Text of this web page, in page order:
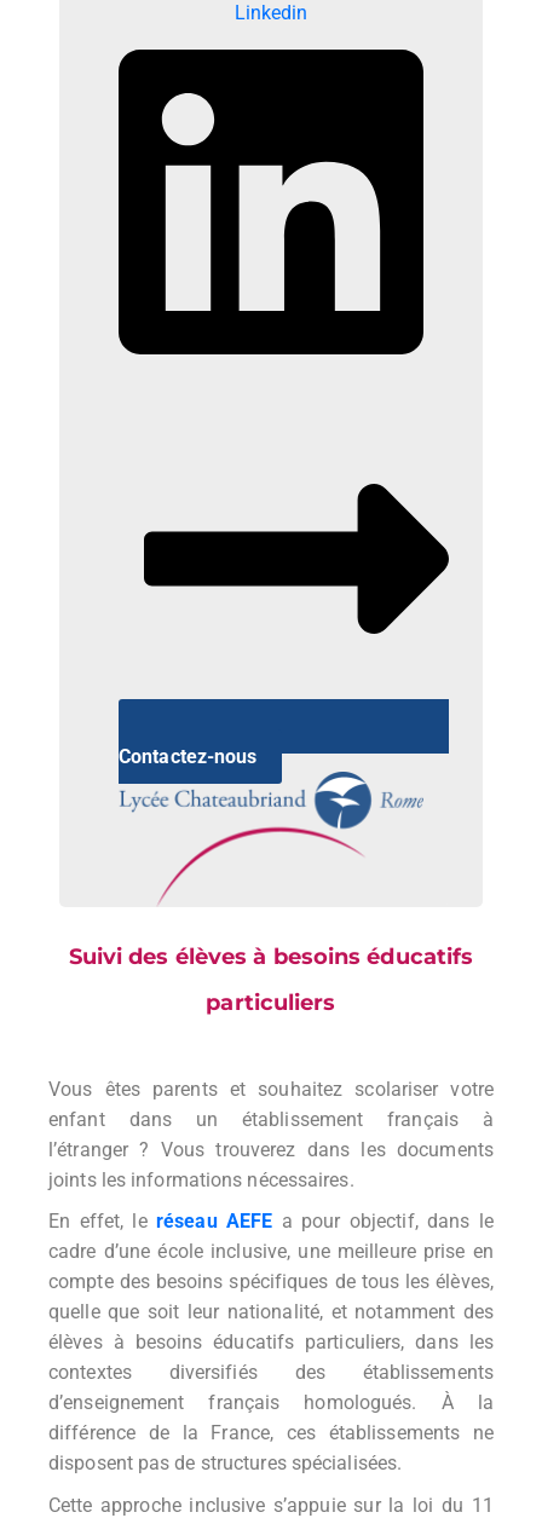
Linkedin
Contactez-nous
Suivi des élèves à besoins éducatifs
particuliers
Vous êtes parents et souhaitez scolariser votre
enfant dans un établissement français à
l’étranger ? Vous trouverez dans les documents
joints les informations nécessaires.
En effet, le réseau AEFE a pour objectif, dans le
cadre d’une école inclusive, une meilleure prise en
compte des besoins spécifiques de tous les élèves,
quelle que soit leur nationalité, et notamment des
élèves à besoins éducatifs particuliers, dans les
contextes diversifiés des établissements
d’enseignement français homologués. À
la
différence de la France, ces établissements ne
disposent pas de structures spécialisées.
Cette approche inclusive s’appuie sur la loi du 11